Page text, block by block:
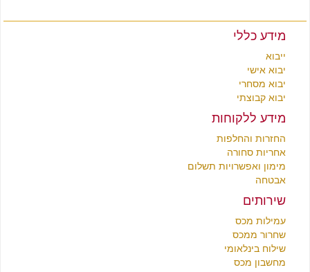
מידע כללי
ייבוא
יבוא אישי
יבוא מסחרי
יבוא קבוצתי
מידע ללקוחות
החזרות והחלפות
אחריות סחורה
מימון ואפשרויות תשלום
אבטחה
שירותים
עמילות מכס
שחרור ממכס
שילוח בינלאומי
מחשבון מכס